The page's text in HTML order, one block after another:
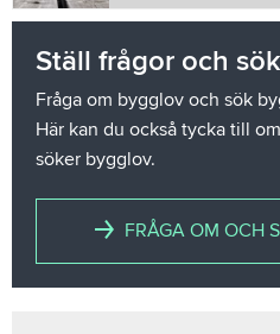
Ställ frågor och
Fråga om bygglov och sök
Här kan du också tycka till
söker bygglov.
FRÅGA OM OCH